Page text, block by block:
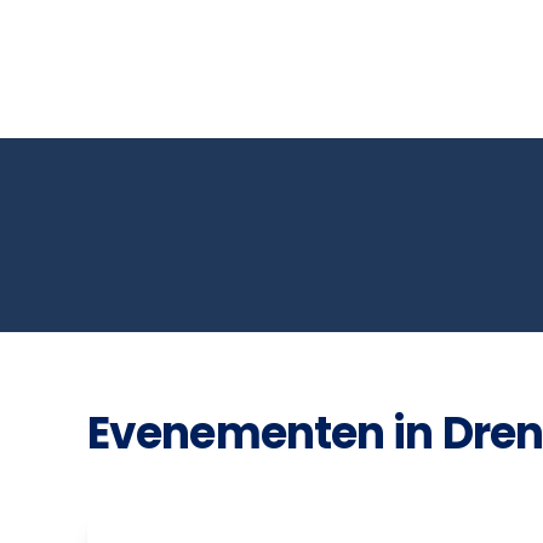
Evenementen in